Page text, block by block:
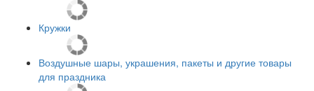
Кружки
Воздушные шары, украшения, пакеты и другие товары
для праздника